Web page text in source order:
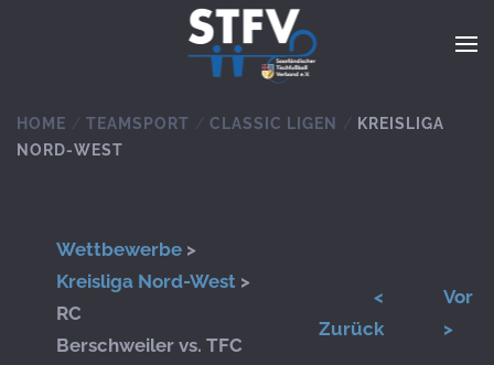
Zum Hauptinhalt springen
HOME TEAMSPORT CLASSIC LIGEN
KREISLIGA
NORD-WEST
Wettbewerbe >
Kreisliga Nord-West >
RC
Berschweiler vs. TFC
<
Zurück
Vor
>